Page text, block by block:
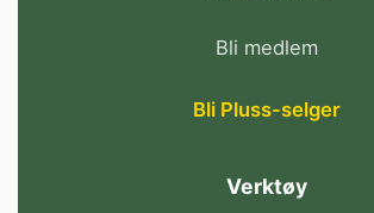
Bli medlem
Bli Pluss-selger
Verktøy